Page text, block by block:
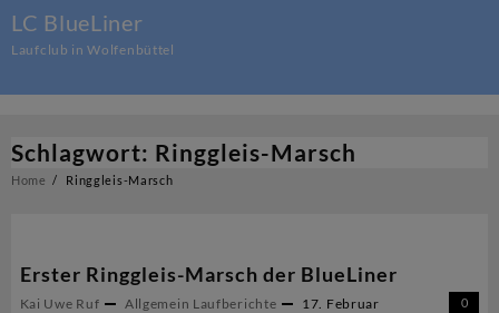
content
LC BlueLiner
Laufclub in Wolfenbüttel
Schlagwort: Ringgleis-Marsch
Home Ringgleis-Marsch
Erster Ringgleis-Marsch der BlueLiner
Kai Uwe Ruf Allgemein Laufberichte
17. Februar
0